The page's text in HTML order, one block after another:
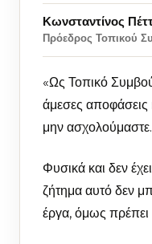
Κωνσταντίνος
Πρόεδρος Τοπικού
«Ως Τοπικό
άμεσες αποφάσεις
μην ασχολούμαστε.
Φυσικά και δεν
ζήτημα αυτό δεν
έργα, όμως πρέπει